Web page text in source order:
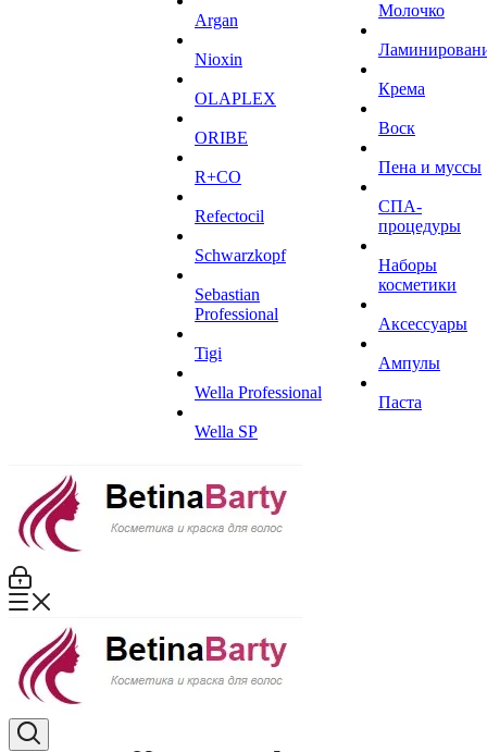
Argan
Niохin
OLAPLEX
ORIBE
R+CO
Refectocil
Schwarzkopf
Sebastian
Professional
Tigi
Wella Professional
Wella SP
Молочко
Крема
Воск
Пена и муссы
СПА-
процедуры
Наборы
косметики
Аксессуары
Ампулы
Паста